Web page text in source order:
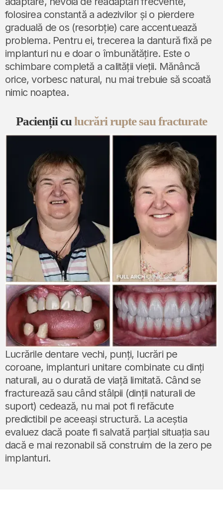
folosirea constantă a adezivilor și o pierdere
graduală de os (resorbție) care accentuează
problema. Pentru ei, trecerea la dantură fixă pe
implanturi nu e doar o îmbunătățire. Este o
schimbare completă a calității vieții. Mănâncă
orice, vorbesc natural, nu mai trebuie să scoată
nimic noaptea.
Pacienții culucrări rupte sau fracturate
Lucrările dentare vechi, punți, lucrări pe
coroane, implanturi unitare combinate cu dinți
naturali, au o durată de viață limitată. Când se
fracturează sau când stâlpii (dinții naturali de
suport) cedează, nu mai pot fi refăcute
predictibil pe aceeași structură. La aceștia
evaluez dacă poate fi salvată parțial situația sau
dacă e mai rezonabil să construim de la zero pe
implanturi.